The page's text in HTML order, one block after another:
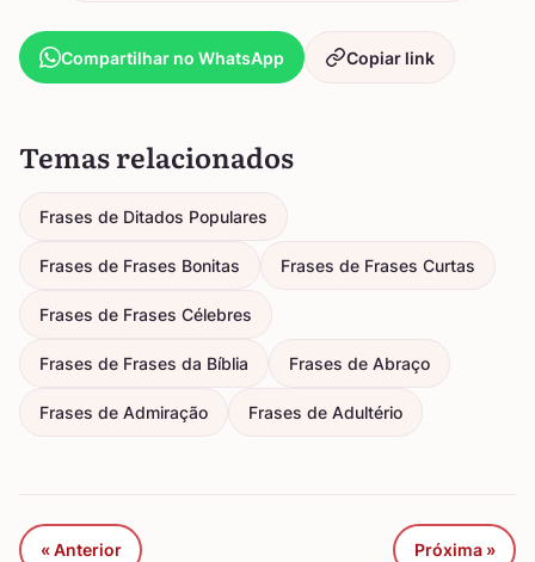
Compartilhar no WhatsApp Copiar link
Temas relacionados
Frases de Ditados Populares
Frases de Frases Bonitas Frases de Frases Curtas
Frases de Frases Célebres
Frases de Frases da Bíblia Frases de Abraço
Frases de Admiração Frases de Adultério
« Anterior Próxima »